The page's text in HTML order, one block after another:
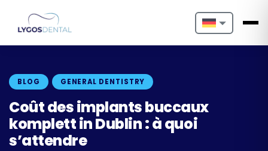
Nederlands
BLOG GENERAL DENTISTRY
Coût des implants buccaux
komplett in Dublin : à quoi
s’attendre